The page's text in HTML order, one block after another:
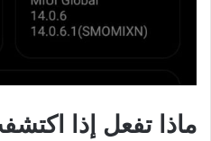
ماذا تفعل إذا